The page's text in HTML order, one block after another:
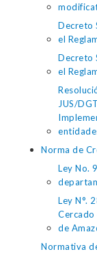
Decreto
el
Decreto
el
JUS/
Norma de
Ley No.
Ley N°.
Cercado
de
Normativa